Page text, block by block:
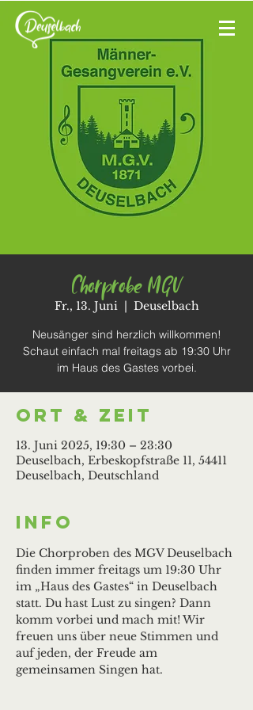
Chorprobe MGV
Fr., 13. Juni
  |
Deuselbach
Neusänger sind herzlich willkommen!
Schaut einfach mal freitags ab 19:30 Uhr
im Haus des Gastes vorbei.
Ort & Zeit
13. Juni 2025, 19:30 – 23:30
Deuselbach, Erbeskopfstraße 11, 54411
Deuselbach, Deutschland
Info
Die Chorproben des MGV Deuselbach
finden immer freitags um 19:30 Uhr
im „Haus des Gastes“ in Deuselbach
statt. Du hast Lust zu singen? Dann
komm vorbei und mach mit! Wir
freuen uns über neue Stimmen und
auf jeden, der Freude am
gemeinsamen Singen hat.